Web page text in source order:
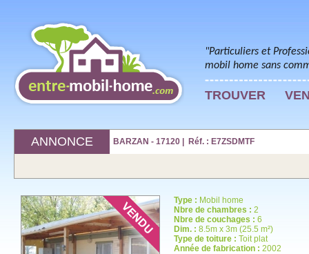
"Particuliers et
mobil home sans
TROUVER
ANNONCE BARZAN - 17120 | Réf. : E7ZSDMTF
Type : Mobil home
Nbre de chambres : 2
Nbre de couchages : 6
Dim. : 8.5m x 3m (25.5 m²)
Type de toiture : Toit plat
Année de fabrication : 2002